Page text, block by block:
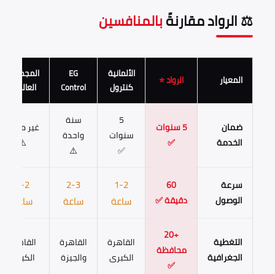
⚖️ الرواد مقارنةًبالمنافسين
المعيار الرواد ⭐
الألمانية
كنترول
EG
Control
المجموعة
العالمية
ضمان
الخدمة
5 سنوات
✅
5
سنوات
✅
سنة
واحدة
⚠️
غير محدد
⚠️
سرعة
الوصول
60
دقيقة ✅
1-2
ساعة
2-3
ساعة
1-2
ساعة
التغطية
الجغرافية
+20
محافظة
✅
القاهرة
الكبرى
القاهرة
والجيزة
القاهرة
الكبرى